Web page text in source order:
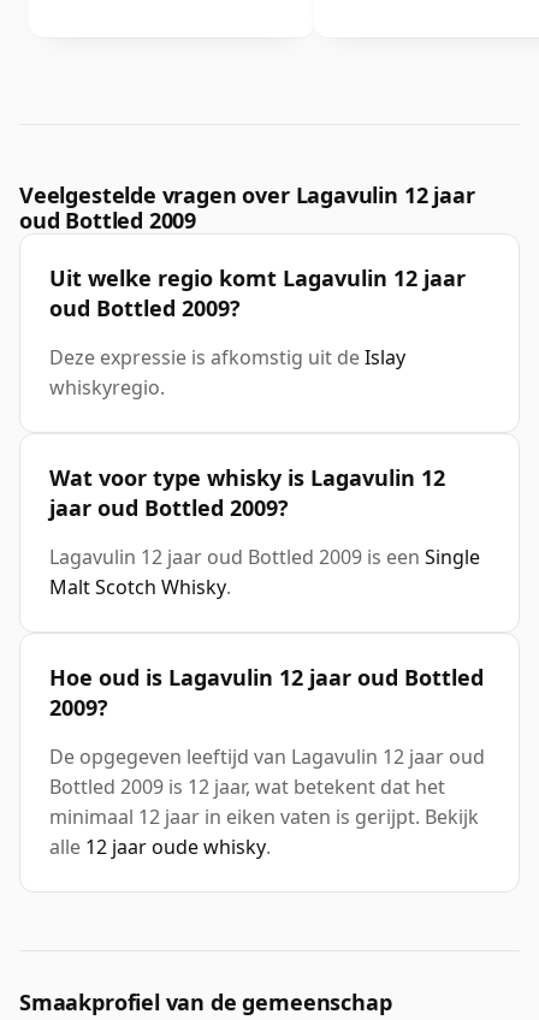
Veelgestelde vragen over Lagavulin 12 jaar
oud Bottled 2009
Uit welke regio komt Lagavulin 12 jaar
oud Bottled 2009?
Deze expressie is afkomstig uit deIslay
whiskyregio.
Wat voor type whisky is Lagavulin 12
jaar oud Bottled 2009?
Lagavulin 12 jaar oud Bottled 2009 is een Single
Malt Scotch Whisky.
Hoe oud is Lagavulin 12 jaar oud Bottled
2009?
De opgegeven leeftijd van Lagavulin 12 jaar oud
Bottled 2009 is 12 jaar, wat betekent dat het
minimaal 12 jaar in eiken vaten is gerijpt. Bekijk
alle 12 jaar oude whisky.
Smaakprofiel van de gemeenschap